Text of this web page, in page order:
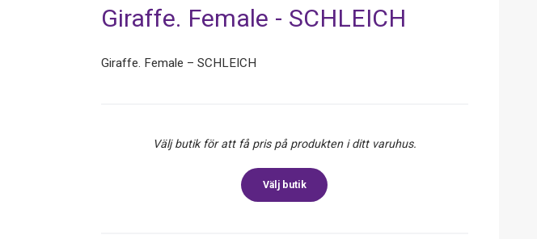
Giraffe. Female - SCHLEICH
Giraffe. Female – SCHLEICH
Välj butik för att få pris på produkten i ditt varuhus.
Välj butik